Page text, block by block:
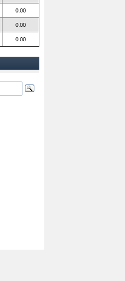
0.00
0.00
0.00